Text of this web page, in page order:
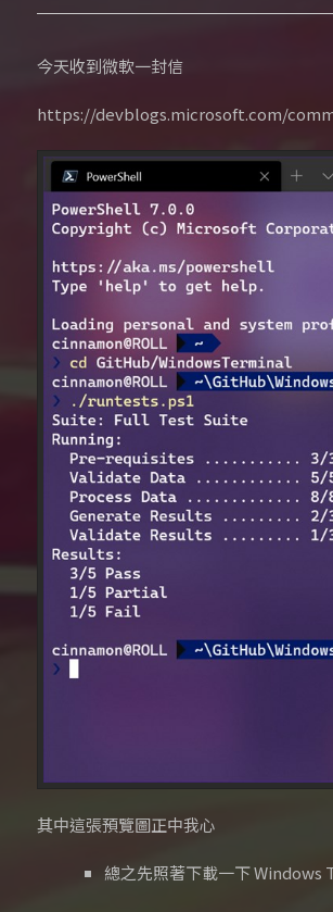
今天收到微軟一封信
https://devblogs.microsoft.com/
其中這張預覽圖正中我心
總之先照著下載一下 Windows